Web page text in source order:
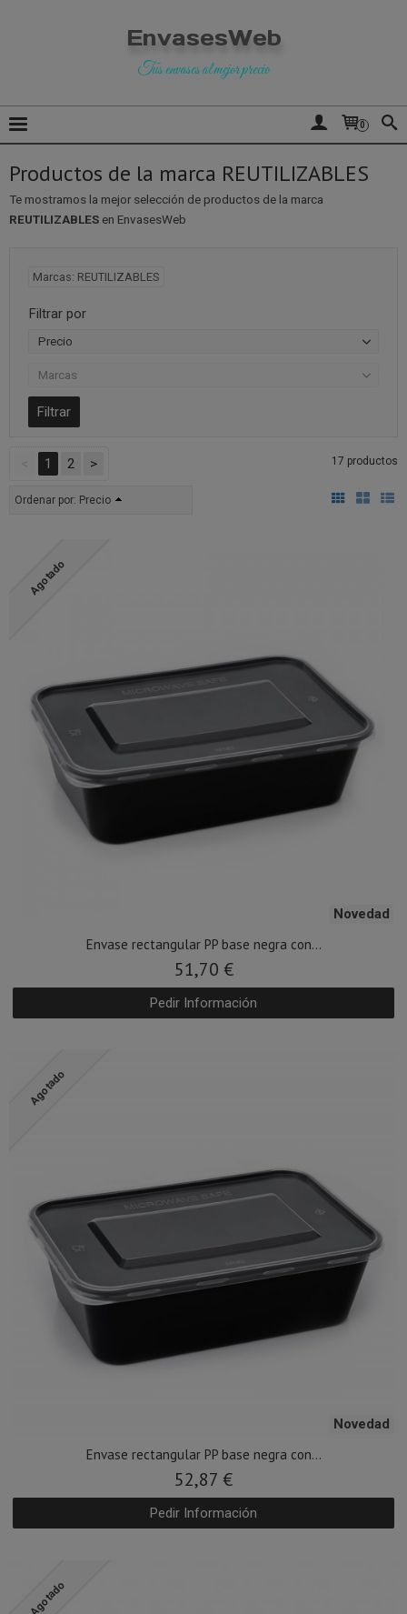
EnvasesWeb
Tus envases al mejor precio
0
Productos de la marca REUTILIZABLES
Te mostramos la mejor selección de productos de la marca
REUTILIZABLES en EnvasesWeb
Marcas: REUTILIZABLES
Filtrar por
Precio
Marcas
1 2 > 17 productos
Ordenar por: Precio
Agotado
Novedad
Envase rectangular PP base negra con...
51,70 €
Pedir Información
Agotado
Novedad
Envase rectangular PP base negra con...
52,87 €
Pedir Información
Agotado